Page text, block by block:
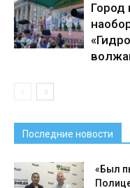
Город
Последние новости
«Был